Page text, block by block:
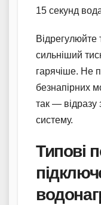
15 секунд
сильніший
гарячіше. Не
безнапірних
так — відразу
систему.
Типові